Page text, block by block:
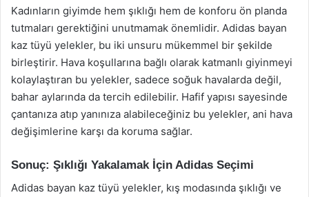
Kadınların giyimde hem şıklığı hem de konforu ön planda
tutmaları gerektiğini unutmamak önemlidir. Adidas bayan
kaz tüyü yelekler, bu iki unsuru mükemmel bir şekilde
birleştirir. Hava koşullarına bağlı olarak katmanlı giyinmeyi
kolaylaştıran bu yelekler, sadece soğuk havalarda değil,
bahar aylarında da tercih edilebilir. Hafif yapısı sayesinde
çantanıza atıp yanınıza alabileceğiniz bu yelekler, ani hava
değişimlerine karşı da koruma sağlar.
Sonuç: Şıklığı Yakalamak İçin Adidas Seçimi
Adidas bayan kaz tüyü yelekler, kış modasında şıklığı ve